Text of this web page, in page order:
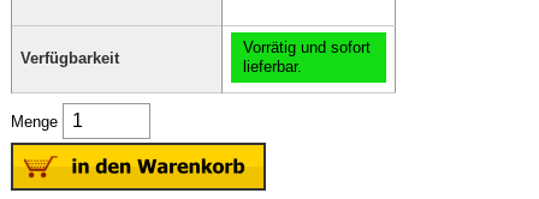
Verfügbarkeit
Vorrätig und sofort
lieferbar.
Menge